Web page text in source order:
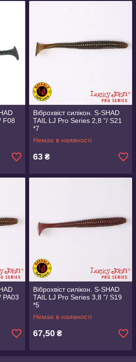
F08
Віброхвіст силікон. S-SHAD
TAIL LJ Pro Series 2,8 "/ S21
*7
Немає в наявності
63 ₴
PA03
Віброхвіст силікон. S-SHAD
TAIL LJ Pro Series 3,8 "/ S19
*5
Немає в наявності
67,50 ₴